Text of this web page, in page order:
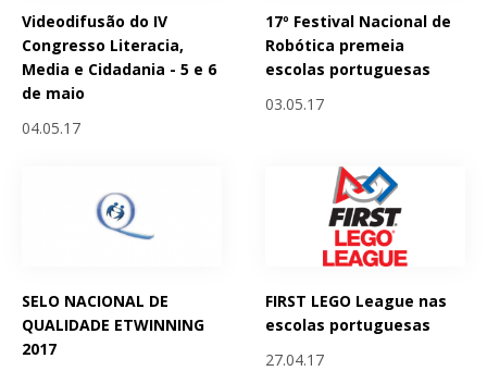
Videodifusão do IV
Congresso Literacia,
Media e Cidadania - 5 e 6
de maio
04.05.17
17º Festival Nacional de
Robótica premeia
escolas portuguesas
03.05.17
SELO NACIONAL DE
QUALIDADE ETWINNING
2017
FIRST LEGO League nas
escolas portuguesas
27.04.17